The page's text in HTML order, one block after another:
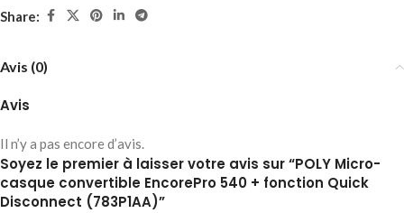
Share:
Avis (0)
Avis
Il n’y a pas encore d’avis.
Soyez le premier à laisser votre avis sur “POLY Micro-
casque convertible EncorePro 540 + fonction Quick
Disconnect (783P1AA)”